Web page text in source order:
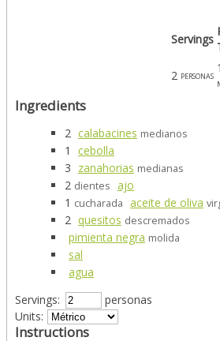
Servings
2 personas
Ingredients
2 calabacines medianos
1
cebolla
3 zanahorias medianas
2 dientes ajo
1 cucharada aceite de oliva
2 quesitos descremados
pimienta negra molida
sal
agua
Servings:
personas
Units:
Instructions